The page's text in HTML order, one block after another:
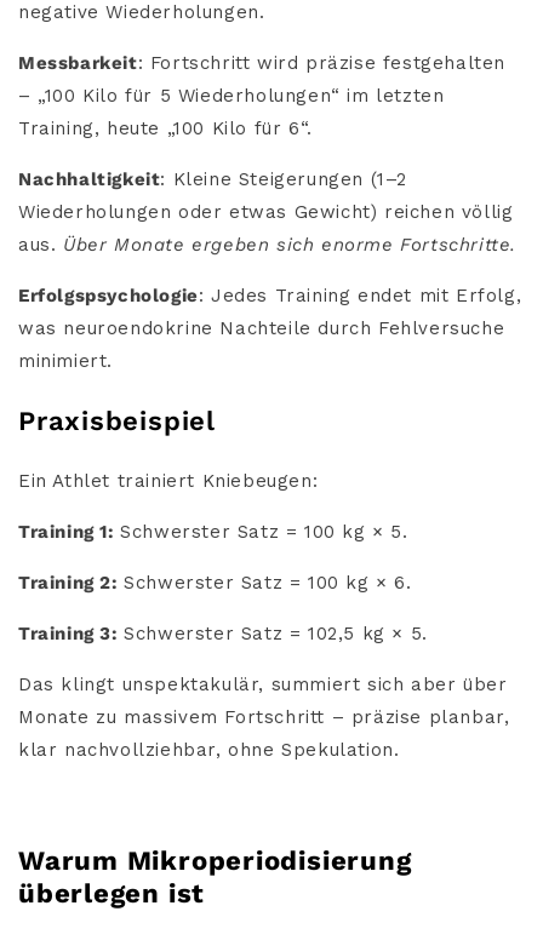
negative Wiederholungen.
Messbarkeit: Fortschritt wird präzise festgehalten
– „100 Kilo für 5 Wiederholungen“ im letzten
Training, heute „100 Kilo für 6“.
Nachhaltigkeit: Kleine Steigerungen (1–2
Wiederholungen oder etwas Gewicht) reichen völlig
aus. Über Monate ergeben sich enorme Fortschritte.
Erfolgspsychologie: Jedes Training endet mit Erfolg,
was neuroendokrine Nachteile durch Fehlversuche
minimiert.
Praxisbeispiel
Ein Athlet trainiert Kniebeugen:
Training 1:Schwerster Satz = 100 kg × 5.
Training 2:Schwerster Satz = 100 kg × 6.
Training 3:Schwerster Satz = 102,5 kg × 5.
Das klingt unspektakulär, summiert sich aber über
Monate zu massivem Fortschritt – präzise planbar,
klar nachvollziehbar, ohne Spekulation.
Warum Mikroperiodisierung
überlegen ist